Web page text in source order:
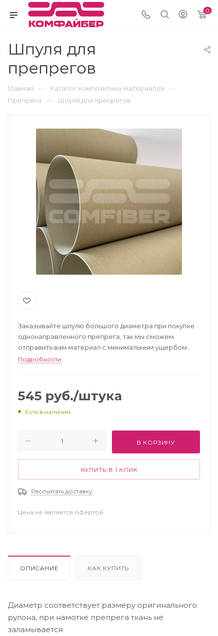
0
Шпуля для
препрегов
Главная — Каталог композитных материалов —
Препреги — Шпуля для препрегов
Заказывайте шпулю большого диаметра при покупке
однонаправленного препрега, так мы сможем
отправить вам материал с минимальным ущербом
транспортировки
Подробности
545 руб./штука
Есть в наличии
В КОРЗИНУ
КУПИТЬ В 1 КЛИК
Рассчитать доставку
Цена не является офертой.
ОПИСАНИЕ КАК КУПИТЬ
Диаметр соответствует размеру оригинального
рулона, при намотке препрега ткань не
заламывается